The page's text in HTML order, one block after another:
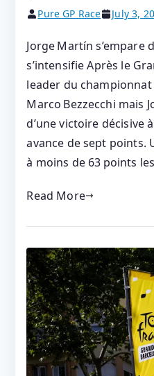
Pure GP Race July 3,
Jorge Martín s’empare
s’intensifie Après le
leader du championnat
Marco Bezzecchi mais
d’une victoire décisive
avance de sept points.
à moins de 63 points
Read More